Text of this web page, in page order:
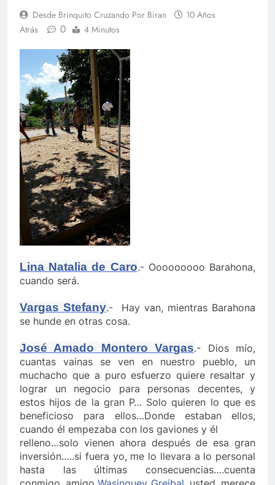
Desde Brinquito Cruzando Por Biran
10 Años
Atrás
0 4 Minutos
Lina Natalia de Caro.- Ooooooooo Barahona,
cuando será.
Vargas Stefany.- Hay van, mientras Barahona
se hunde en otras cosa.
José Amado Montero Vargas.- Dios mío,
cuantas vainas se ven en nuestro pueblo, un
muchacho que a puro esfuerzo quiere resaltar y
lograr un negocio para personas decentes, y
estos hijos de la gran P… Solo quieren lo que es
beneficioso para ellos…Donde estaban ellos,
cuando él empezaba con los gaviones y él
relleno…solo vienen ahora después de esa gran
inversión…..si fuera yo, me lo llevara a lo personal
hasta las últimas consecuencias….cuenta